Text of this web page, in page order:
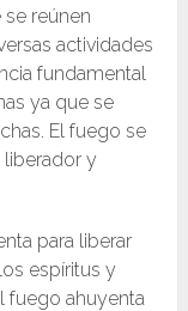
reúnen
actividades
fundamental
ya que se
El fuego se
y
para liberar
espíritus y
fuego ahuyenta